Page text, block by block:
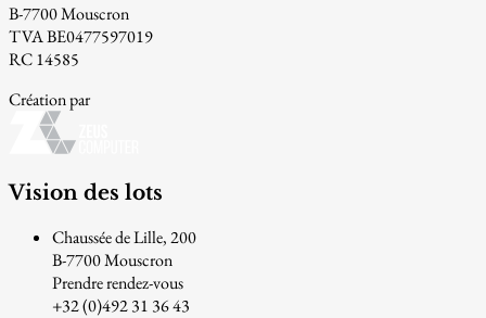
B-7700 Mouscron
TVA BE0477597019
RC 14585
Création par
Vision des lots
Chaussée de Lille, 200
B-7700 Mouscron
Prendre rendez-vous
+32 (0)492 31 36 43